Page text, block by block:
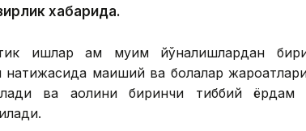
хабарида.
ишлар ҳам муҳим йўналишлардан
натижасида маиший ва болалар
ва аҳолини биринчи тиббий ёрдам